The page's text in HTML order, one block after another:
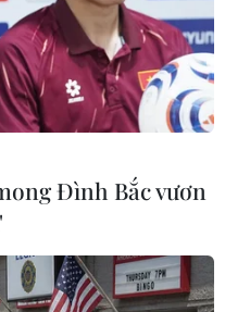
Cà Mau
Đình Bắc vươn